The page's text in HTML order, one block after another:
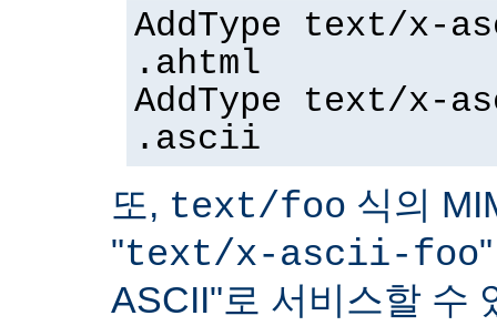
AddType text/x-
.ahtml
AddType text/x-
.ascii
또, text/foo 식의
"text/x-ascii-foo
ASCII"로 서비스할 수